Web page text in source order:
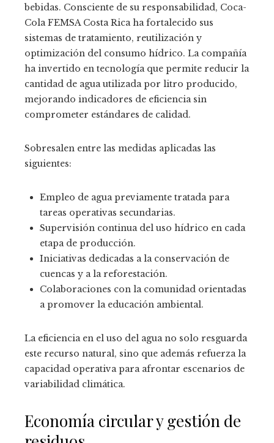
bebidas. Consciente de su responsabilidad, Coca-
Cola FEMSA Costa Rica ha fortalecido sus
sistemas de tratamiento, reutilización y
optimización del consumo hídrico. La compañía
ha invertido en tecnología que permite reducir la
cantidad de agua utilizada por litro producido,
mejorando indicadores de eficiencia sin
comprometer estándares de calidad.
Sobresalen entre las medidas aplicadas las
siguientes:
Empleo de agua previamente tratada para
tareas operativas secundarias.
Supervisión continua del uso hídrico en cada
etapa de producción.
Iniciativas dedicadas a la conservación de
cuencas y a la reforestación.
Colaboraciones con la comunidad orientadas
a promover la educación ambiental.
La eficiencia en el uso del agua no solo resguarda
este recurso natural, sino que además refuerza la
capacidad operativa para afrontar escenarios de
variabilidad climática.
Economía circular y gestión de